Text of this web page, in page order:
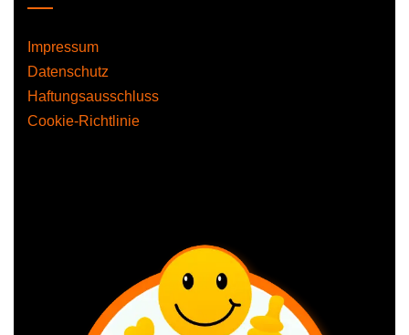
Impressum
Datenschutz
Haftungsausschluss
Cookie-Richtlinie